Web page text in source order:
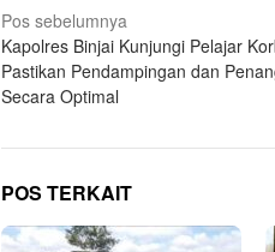
Navigasi
pos
Pos sebelumnya
Kapolres Binjai Kunjungi Pelajar
Pastikan Pendampingan dan
Secara Optimal
POS TERKAIT